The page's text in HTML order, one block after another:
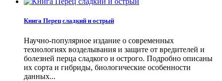
Книга Перец сладкий и острый
Научно-популярное издание о современных
технологиях возделывания и защите от вредителей и
болезней перца сладкого и острого. Подробно описаны
их сорта и гибриды, биологические особенности
данных...